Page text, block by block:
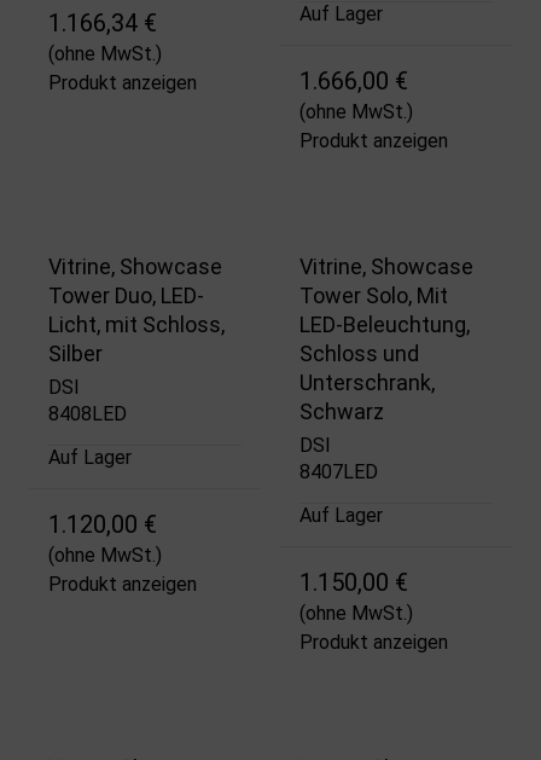
1.166,34 €
(ohne MwSt.)
Produkt anzeigen
Auf Lager
1.666,00 €
(ohne MwSt.)
Produkt anzeigen
Vitrine, Showcase
Tower Duo, LED-
Licht, mit Schloss,
Silber
DSI
8408LED
Auf Lager
1.120,00 €
(ohne MwSt.)
Produkt anzeigen
Vitrine, Showcase
Tower Solo, Mit
LED-Beleuchtung,
Schloss und
Unterschrank,
Schwarz
DSI
8407LED
Auf Lager
1.150,00 €
(ohne MwSt.)
Produkt anzeigen